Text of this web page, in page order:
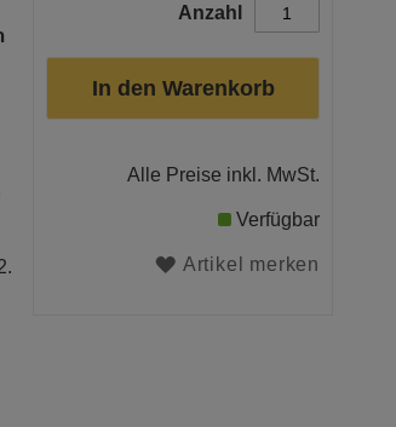
Anzahl
In den Warenkorb
Alle Preise inkl. MwSt.
Verfügbar
Artikel merken